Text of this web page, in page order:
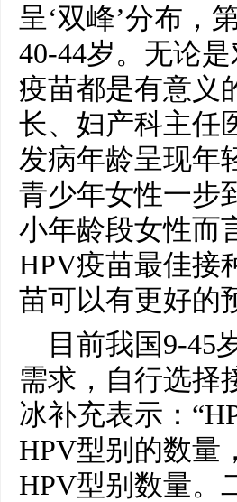
呈‘双峰’分布，
40-44岁。无论
疫苗都是有意义
长、妇产科主任
发病年龄呈现年
青少年女性一步
小年龄段女性而
HPV疫苗最佳接
苗可以有更好的
目前我国9-45
需求，自行选择
冰补充表示：
HPV型别的数量
HPV型别数量。